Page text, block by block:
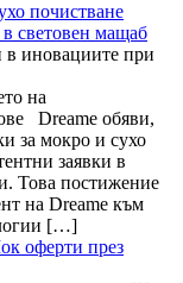
почистване
световен мащаб
в иновациите при
на
Dreame обяви,
за мокро и сухо
заявки в
Това постижение
на Dreame към
[…]
оферти през